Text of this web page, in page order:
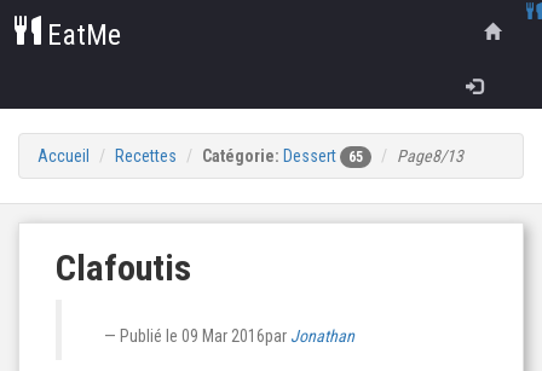
EatMe
Accueil Recettes Catégorie: Dessert 65 Page8/13
Clafoutis
Publié le 09 Mar 2016par Jonathan